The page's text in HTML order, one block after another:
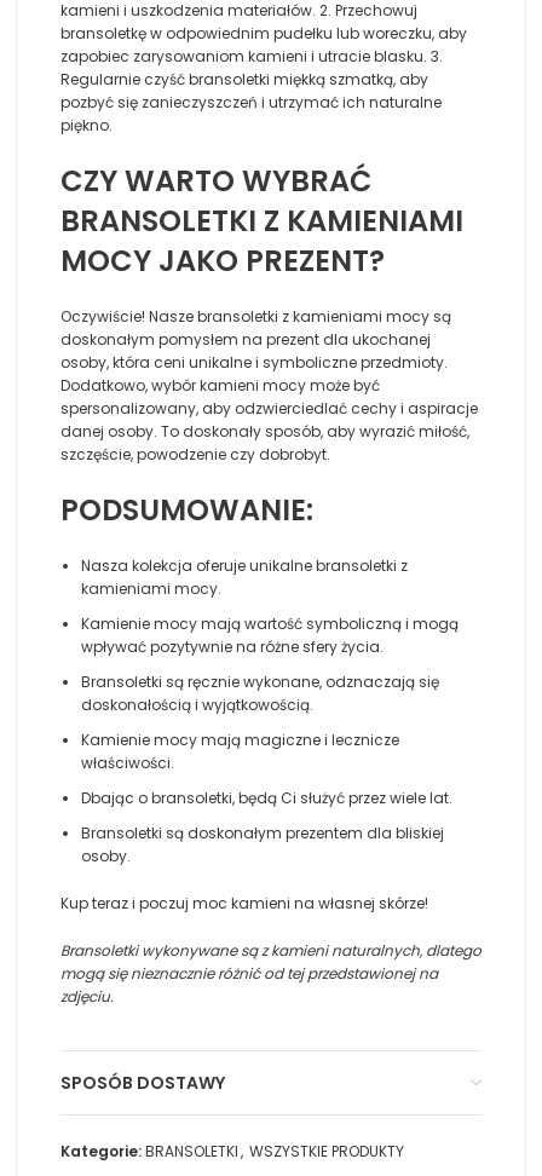
kamieni i uszkodzenia materiałów. 2. Przechowuj
bransoletkę w odpowiednim pudełku lub woreczku, aby
zapobiec zarysowaniom kamieni i utracie blasku. 3.
Regularnie czyść bransoletki miękką szmatką, aby
pozbyć się zanieczyszczeń i utrzymać ich naturalne
piękno.
CZY WARTO WYBRAĆ
BRANSOLETKI Z KAMIENIAMI
MOCY JAKO PREZENT?
Oczywiście! Nasze bransoletki z kamieniami mocy są
doskonałym pomysłem na prezent dla ukochanej
osoby, która ceni unikalne i symboliczne przedmioty.
Dodatkowo, wybór kamieni mocy może być
spersonalizowany, aby odzwierciedlać cechy i aspiracje
danej osoby. To doskonały sposób, aby wyrazić miłość,
szczęście, powodzenie czy dobrobyt.
PODSUMOWANIE:
Nasza kolekcja oferuje unikalne bransoletki z
kamieniami mocy.
Kamienie mocy mają wartość symboliczną i mogą
wpływać pozytywnie na różne sfery życia.
Bransoletki są ręcznie wykonane, odznaczają się
doskonałością i wyjątkowością.
Kamienie mocy mają magiczne i lecznicze
właściwości.
Dbając o bransoletki, będą Ci służyć przez wiele lat.
Bransoletki są doskonałym prezentem dla bliskiej
osoby.
Kup teraz i poczuj moc kamieni na własnej skórze!
Bransoletki wykonywane są z kamieni naturalnych, dlatego
mogą się nieznacznie różnić od tej przedstawionej na
zdjęciu.
SPOSÓB DOSTAWY
Kategorie:BRANSOLETKI, WSZYSTKIE PRODUKTY